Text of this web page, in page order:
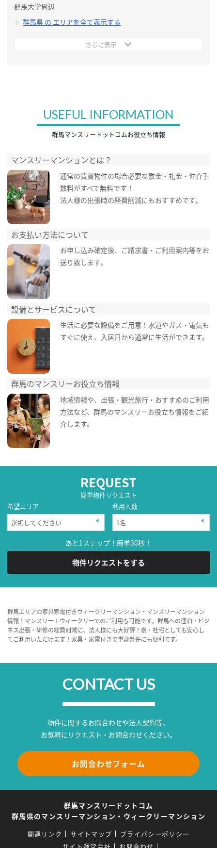
群馬大学周辺
群馬県 の エリアを全て表示する
さらに表示
USEFUL INFORMATION
群馬マンスリードットコムお役立ち情報
マンスリーマンションとは？
通常の賃貸物件の場合必要な敷金・礼金・仲介手
数料がすべて無料です！
法人様の出張時の経費削減にもおすすめです。
お支払い方法について
お申し込み確定後、ご請求書・ご利用案内等をお
送り致します。
設備とサービスについて
生活に必要な設備をご用意！水道やガス・電気も
すぐに使え、入居日から通常に生活ができます。
群馬のマンスリーお役立ち情報
地域情報や、出張・観光旅行・おすすめのご利用
方法など、群馬のマンスリーお役立ち情報をご紹
介します。
REQUEST
簡単物件リクエスト
希望エリア
利用人数
あと1ステップ！簡単30秒！
物件リクエストをする
群馬エリアの家具家電付きウィークリーマンション・マンスリーマンション
情報！マンスリー＋ウィークリーでのご利用も可能です。群馬への連泊・ビジ
ネス出張・研修の経費削減に、法人様にも大好評！寮・社宅としても安心し
てご利用いただけます！家具・家電付きで単身赴任にも便利です。
CONTACT US
物件に関するお問合わせや法人契約等、
お気軽にリクエスト・お問合わせください。
お問合わせフォーム
群馬マンスリードットコム
群馬県のマンスリーマンション・ウィークリーマンション
関連リンク サイトマップ
プライバシーポリシー